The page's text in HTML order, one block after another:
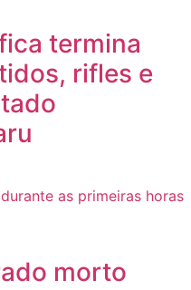
termina
rifles e
morto